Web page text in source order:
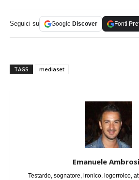
Seguici su Google Discover Fonti
TAGS mediaset
Emanuele
Testardo, sognatore, ironico, logorroico,